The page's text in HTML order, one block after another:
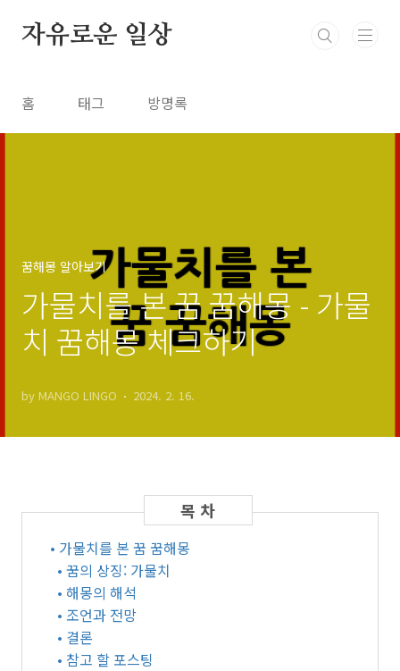
자유로운 일상
홈 태그 방명록
꿈해몽 알아보기
가물치를 본 꿈 꿈해몽 - 가물
치 꿈해몽 체크하기
by MANGO LINGO 2024. 2. 16.
• 가물치를 본 꿈 꿈해몽
• 꿈의 상징: 가물치
• 해몽의 해석
• 조언과 전망
• 결론
• 참고 할 포스팅